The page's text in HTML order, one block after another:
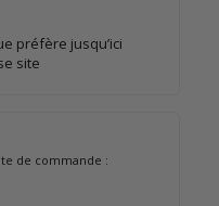
préfère jusqu’ici
site
de commande :